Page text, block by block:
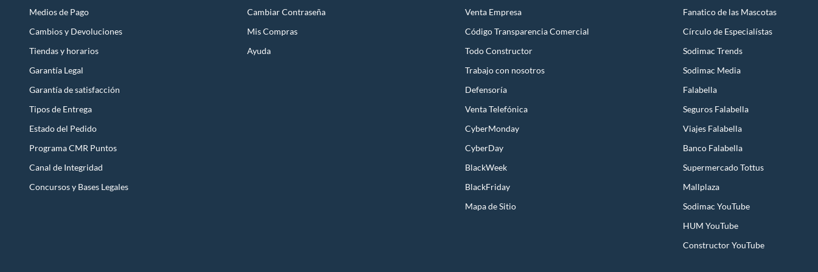
Medios de Pago
Cambios y Devoluciones
Tiendas y horarios
Garantía Legal
Garantía de satisfacción
Tipos de Entrega
Estado del Pedido
Programa CMR Puntos
Canal de Integridad
Concursos y Bases Legales
Cambiar Contraseña
Mis Compras
Ayuda
Venta Empresa
Código Transparencia Comercial
Todo Constructor
Trabajo con nosotros
Defensoría
Venta Telefónica
CyberMonday
CyberDay
BlackWeek
BlackFriday
Mapa de Sitio
Fanatico de las Mascotas
Círculo de Especialístas
Sodimac Trends
Sodimac Media
Falabella
Seguros Falabella
Viajes Falabella
Banco Falabella
Supermercado Tottus
Mallplaza
Sodimac YouTube
HUM YouTube
Constructor YouTube